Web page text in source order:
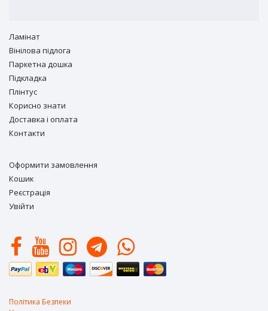
Ламiнат
Вiнiлова підлога
Паркетна дошка
Підкладка
Плінтус
Корисно знати
Доставка і оплата
Контакти
Оформити замовлення
Кошик
Реєстрація
Увійти
Політика Безпеки